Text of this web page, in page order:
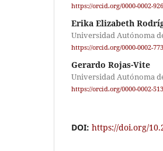
https://orcid.org/0000-0002-
Erika Elizabeth
Universidad Autónoma
https://orcid.org/0000-0002-
Gerardo Rojas-Vite
Universidad Autónoma
https://orcid.org/0000-0002-
DOI: https://doi.org/